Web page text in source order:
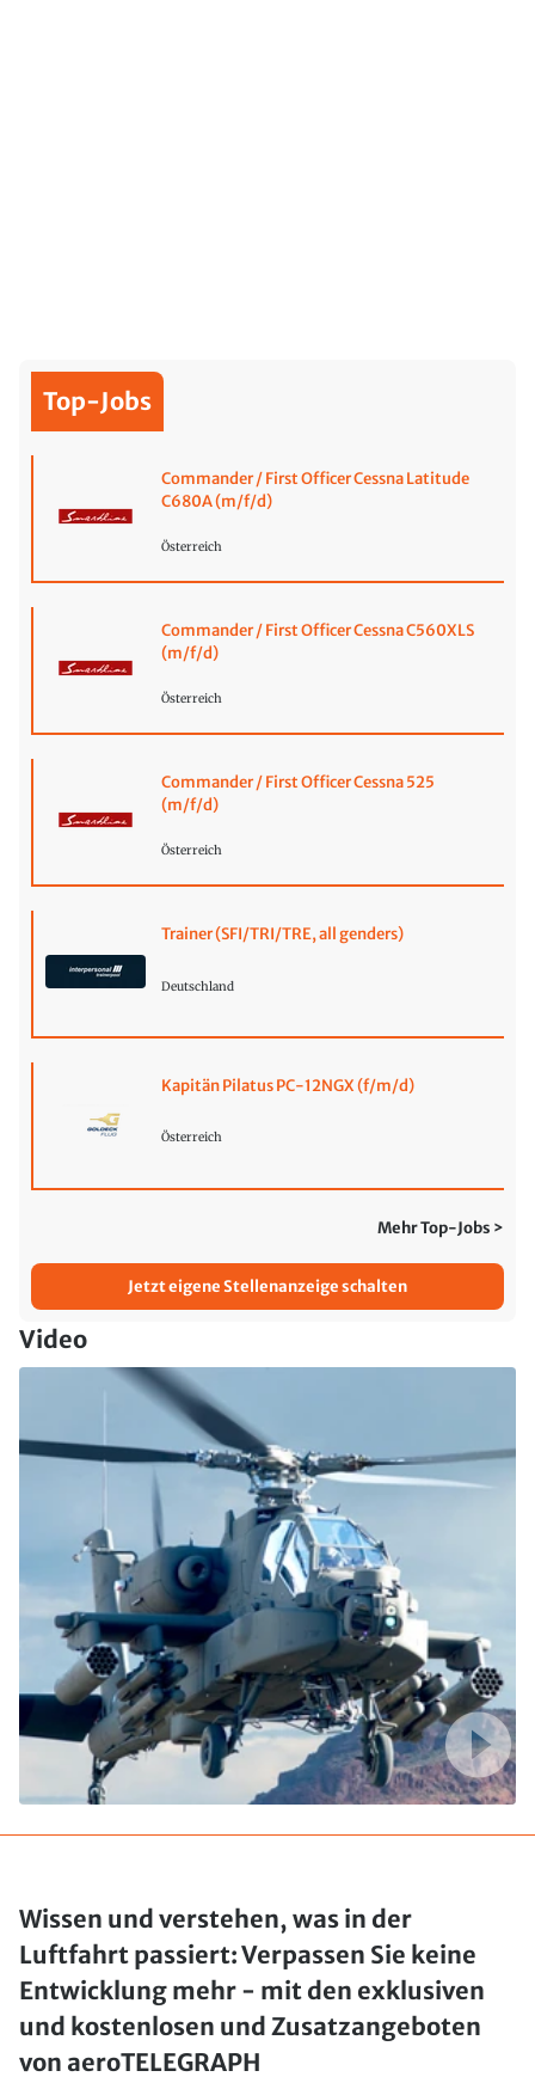
Top-Jobs
Commander / First Officer Cessna Latitude
C680A (m/f/d)
Österreich
Commander / First Officer Cessna C560XLS
(m/f/d)
Österreich
Commander / First Officer Cessna 525
(m/f/d)
Österreich
Trainer (SFI/TRI/TRE, all genders)
Deutschland
Kapitän Pilatus PC-12NGX (f/m/d)
Österreich
Mehr Top-Jobs >
Jetzt eigene Stellenanzeige schalten
Video
Wissen und verstehen, was in der
Luftfahrt passiert: Verpassen Sie keine
Entwicklung mehr - mit den exklusiven
und kostenlosen und Zusatzangeboten
von aeroTELEGRAPH